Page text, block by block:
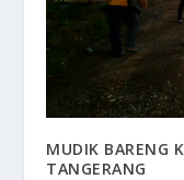
MUDIK BARENG
TANGERANG